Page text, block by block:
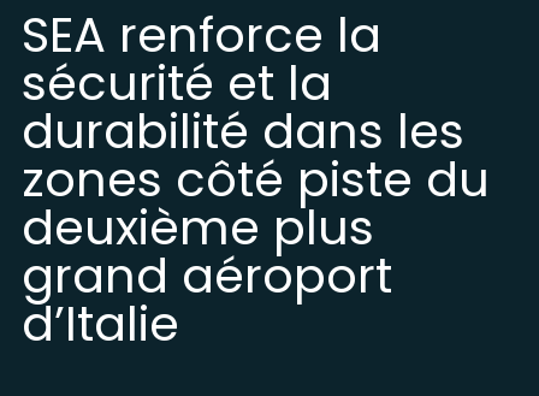
SEA renforce la
sécurité et la
durabilité dans les
zones côté piste du
deuxième plus
grand aéroport
d’Italie